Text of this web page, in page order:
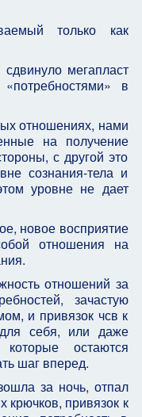
только как
мегапласт
в
отношениях, нами
на получение
с другой это
сознания-тела и
уровне не дает
новое восприятие
отношения на
отношений за
зачастую
и привязок чсв к
себя, или даже
остаются
шаг вперед.
за ночь, отпал
крючков, привязок к